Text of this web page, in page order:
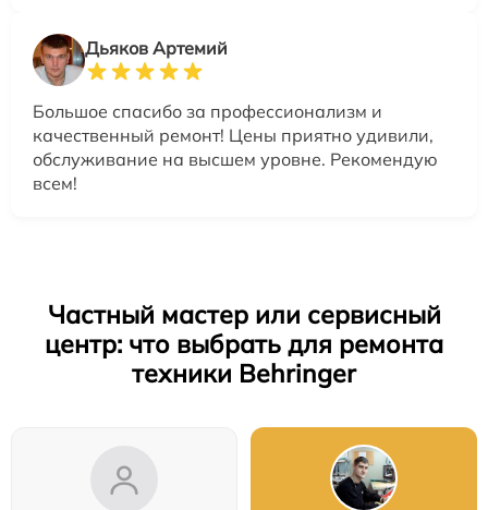
Дьяков Артемий
Большое спасибо за профессионализм и
качественный ремонт! Цены приятно удивили,
обслуживание на высшем уровне. Рекомендую
всем!
Частный мастер или сервисный
центр: что выбрать для ремонта
техники Behringer